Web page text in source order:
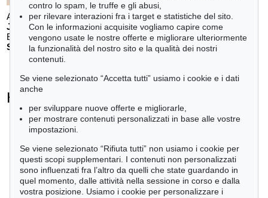
Auction 610 - Lot 426000297
JOHANN WOLFGANG VON GOETHE
Eigenhändiges Schriftstück, 1796
Stima:€ 3,000
Auction 610 - Lot 426000325
J. GOETHE
Auction 610 - Lot 426000361
KARL MARX
Heinrich von Kleist - Ogetti venduti
tute le offerte
contro lo spam, le truffe e gli abusi,
per rilevare interazioni fra i target e statistiche del sito.
Con le informazioni acquisite vogliamo capire come
vengono usate le nostre offerte e migliorare ulteriormente
la funzionalità del nostro sito e la qualità dei nostri
contenuti.
Se viene selezionato “Accetta tutti” usiamo i cookie e i dati
anche
per sviluppare nuove offerte e migliorarle,
per mostrare contenuti personalizzati in base alle vostre
impostazioni.
Se viene selezionato “Rifiuta tutti” non usiamo i cookie per
questi scopi supplementari. I contenuti non personalizzati
sono influenzati fra l’altro da quelli che state guardando in
quel momento, dalle attività nella sessione in corso e dalla
vostra posizione. Usiamo i cookie per personalizzare i